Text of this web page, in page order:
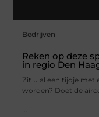
Bedrijven
Reken op deze
in regio Den
Zit u al een tijdje met
worden? Doet de